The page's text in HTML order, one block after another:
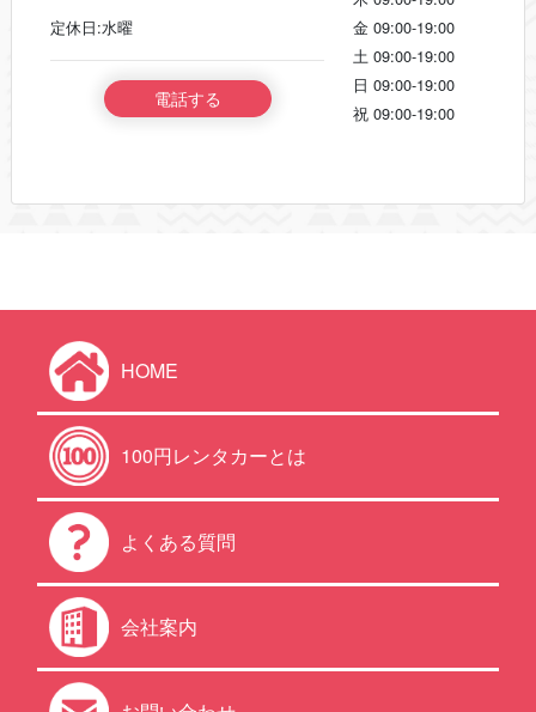
定休日:水曜
電話する
金 09:00-19:00
土 09:00-19:00
日 09:00-19:00
祝 09:00-19:00
HOME
100円レンタカーとは
よくある質問
会社案内